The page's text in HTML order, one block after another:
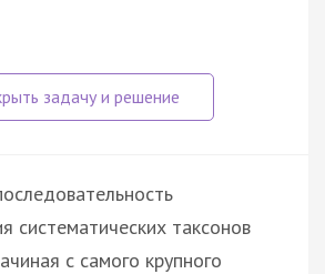
систематических таксонов
с самого крупного